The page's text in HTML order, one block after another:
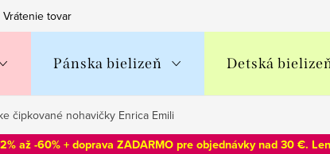
Vrátenie tovaru
Pánska bielizeň Detská
čipkované nohavičky Enrica Emili
až -60% + doprava ZADARMO pre objednávky nad 30 €.